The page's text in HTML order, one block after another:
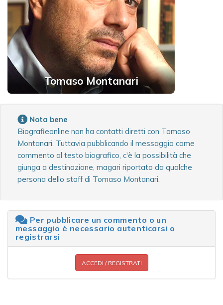
Tomaso Montanari
Nota bene
Biografieonline non ha contatti diretti con Tomaso
Montanari. Tuttavia pubblicando il messaggio come
commento al testo biografico, c'è la possibilità che
giunga a destinazione, magari riportato da qualche
persona dello staff di Tomaso Montanari.
Per pubblicare un commento o un
messaggio è necessario autenticarsi o
registrarsi
ACCEDI / REGISTRATI